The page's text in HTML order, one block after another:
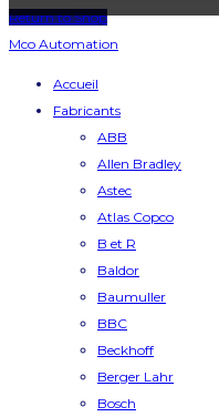
Return to Shop
Mco Automation
Accueil
Fabricants
ABB
Allen Bradley
Astec
Atlas Copco
B et R
Baldor
Baumuller
BBC
Beckhoff
Berger Lahr
Bosch